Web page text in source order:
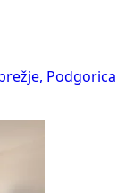
Podgorica